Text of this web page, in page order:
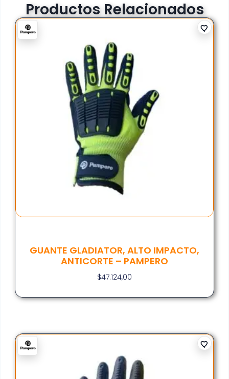
Productos Relacionados
GUANTE GLADIATOR, ALTO IMPACTO,
ANTICORTE – PAMPERO
$47.124,00